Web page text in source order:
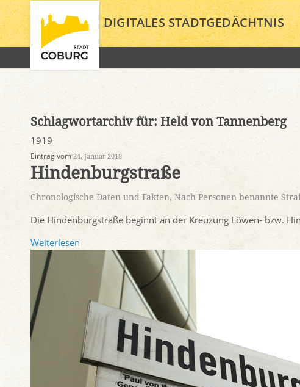
DIGITALES STADTGEDÄCHTNIS
Schlagwortarchiv für: Held von Tannenberg
1919
Eintrag vom 24. Januar 2018
Hindenburgstraße
Chronologische Daten und Fakten, Nach Personen benannte
Die Hindenburgstraße beginnt an der Kreuzung Löwen- bzw.
Weiterlesen